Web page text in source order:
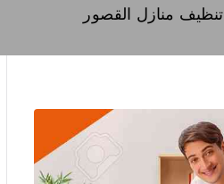
تنظيف منازل القصور